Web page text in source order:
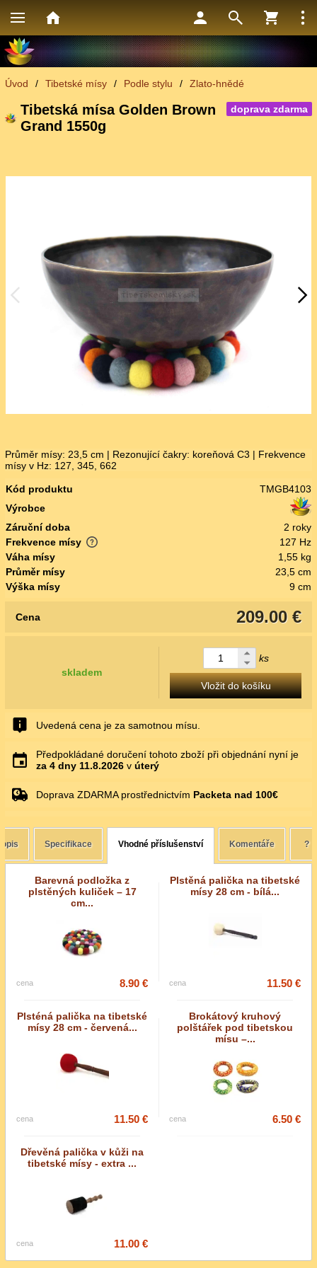
Úvod / Tibetské mísy / Podle stylu / Zlato-hnědé
doprava zdarma
Tibetská mísa Golden Brown
Grand 1550g
Průměr mísy: 23,5 cm | Rezonující čakry: koreňová C3 | Frekvence
mísy v Hz: 127, 345, 662
Kód produktu
TMGB4103
Výrobce
Záruční doba
2 roky
Frekvence mísy
127 Hz
Váha mísy
1,55 kg
Průměr mísy
23,5 cm
Výška mísy
9 cm
209.00 €
Cena
skladem
ks
Vložit do košíku
Uvedená cena je za samotnou mísu.
Předpokládané doručení tohoto zboží při objednání nyní je
za 4 dny 11.8.2026 v úterý
Doprava ZDARMA prostřednictvím Packeta nad 100€
Specifikace Vhodné příslušenství Komentáře ?
Barevná podložka z
plstěných kuliček – 17
cm...
cena 8.90 €
Plstěná palička na tibetské
mísy 28 cm - bílá...
cena 11.50 €
Plsténá palička na tibetské
mísy 28 cm - červená...
cena 11.50 €
Brokátový kruhový
polštářek pod tibetskou
mísu –...
cena 6.50 €
Dřevěná palička v kůži na
tibetské mísy - extra ...
cena 11.00 €